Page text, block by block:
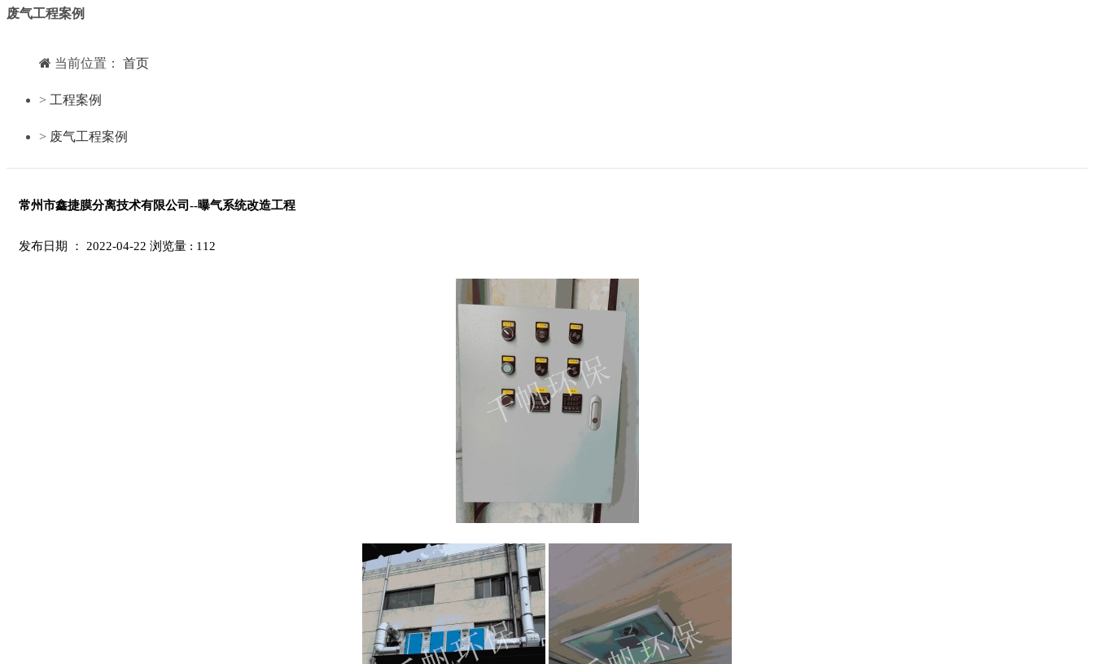
废气工程案例
当前位置： 首页
> 工程案例
> 废气工程案例
常州市鑫捷膜分离技术有限公司--曝气系统改造工程
发布日期 ： 2022-04-22 浏览量 : 112